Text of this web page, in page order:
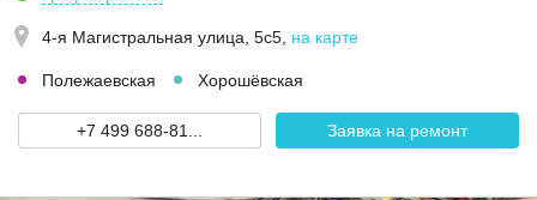
4-я Магистральная улица, 5с5 на карте
Полежаевская Хорошёвская
+7 499 688-81... Заявка на ремонт